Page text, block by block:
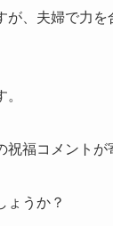
、夫婦で力
福コメントが
ょうか？